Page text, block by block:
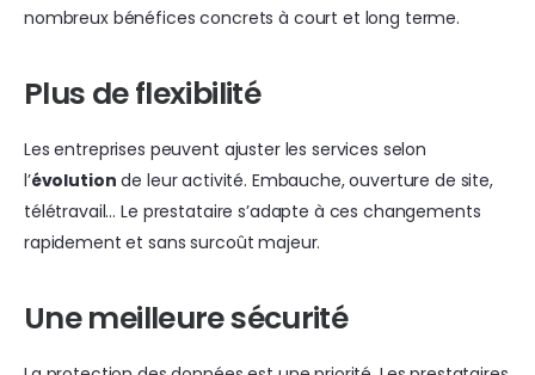
nombreux bénéfices concrets à court et long terme.
Plus de flexibilité
Les entreprises peuvent ajuster les services selon
l’évolution de leur activité. Embauche, ouverture de site,
télétravail… Le prestataire s’adapte à ces changements
rapidement et sans surcoût majeur.
Une meilleure sécurité